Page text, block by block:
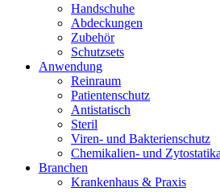
Handschuhe
Abdeckungen
Zubehör
Schutzsets
Anwendung
Reinraum
Patientenschutz
Antistatisch
Steril
Viren- und Bakterienschutz
Chemikalien- und
Branchen
Krankenhaus & Praxis